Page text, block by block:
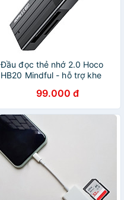
Đầu đọc thẻ nhớ 2.0 Hoco
HB20 Mindful - hỗ trợ khe
99.000 đ